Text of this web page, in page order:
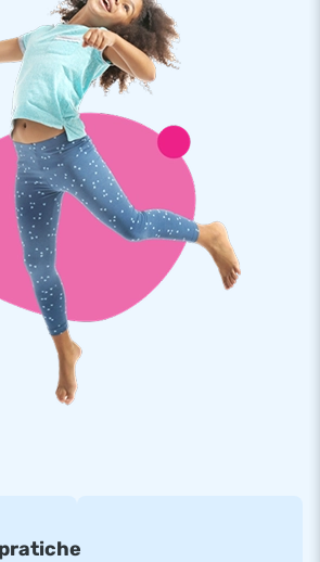
il tuo gonfiabile in una vera attrazione
gonfiabile. Ideale per le calde
offrire ancora più divertimento. Nota
sono adatte esclusivamente all'utilizzo
di JB Gonfiabili. Le piscine non sono
e possono quindi essere acquistate
compatibile e approvato. In
un utilizzo sicuro e corretto.